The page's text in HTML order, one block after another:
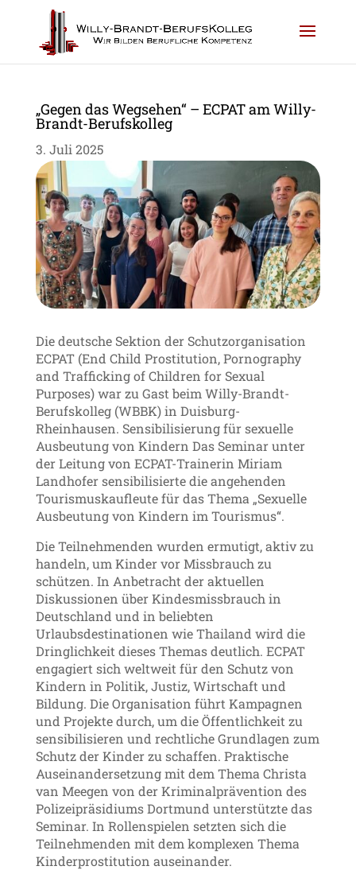
„Gegen das Wegsehen“ – ECPAT am Willy-
Brandt-Berufskolleg
3. Juli 2025
Die deutsche Sektion der Schutzorganisation
ECPAT (End Child Prostitution, Pornography
and Trafficking of Children for Sexual
Purposes) war zu Gast beim Willy-Brandt-
Berufskolleg (WBBK) in Duisburg-
Rheinhausen. Sensibilisierung für sexuelle
Ausbeutung von Kindern Das Seminar unter
der Leitung von ECPAT-Trainerin Miriam
Landhofer sensibilisierte die angehenden
Tourismuskaufleute für das Thema „Sexuelle
Ausbeutung von Kindern im Tourismus“.
Die Teilnehmenden wurden ermutigt, aktiv zu
handeln, um Kinder vor Missbrauch zu
schützen. In Anbetracht der aktuellen
Diskussionen über Kindesmissbrauch in
Deutschland und in beliebten
Urlaubsdestinationen wie Thailand wird die
Dringlichkeit dieses Themas deutlich. ECPAT
engagiert sich weltweit für den Schutz von
Kindern in Politik, Justiz, Wirtschaft und
Bildung. Die Organisation führt Kampagnen
und Projekte durch, um die Öffentlichkeit zu
sensibilisieren und rechtliche Grundlagen zum
Schutz der Kinder zu schaffen. Praktische
Auseinandersetzung mit dem Thema Christa
van Meegen von der Kriminalprävention des
Polizeipräsidiums Dortmund unterstützte das
Seminar. In Rollenspielen setzten sich die
Teilnehmenden mit dem komplexen Thema
Kinderprostitution auseinander.